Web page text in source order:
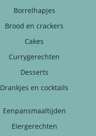
Borrelhapjes
Brood en crackers
Cakes
Currygerechten
Desserts
Drankjes en cocktails
Eenpansmaaltijden
Eiergerechten